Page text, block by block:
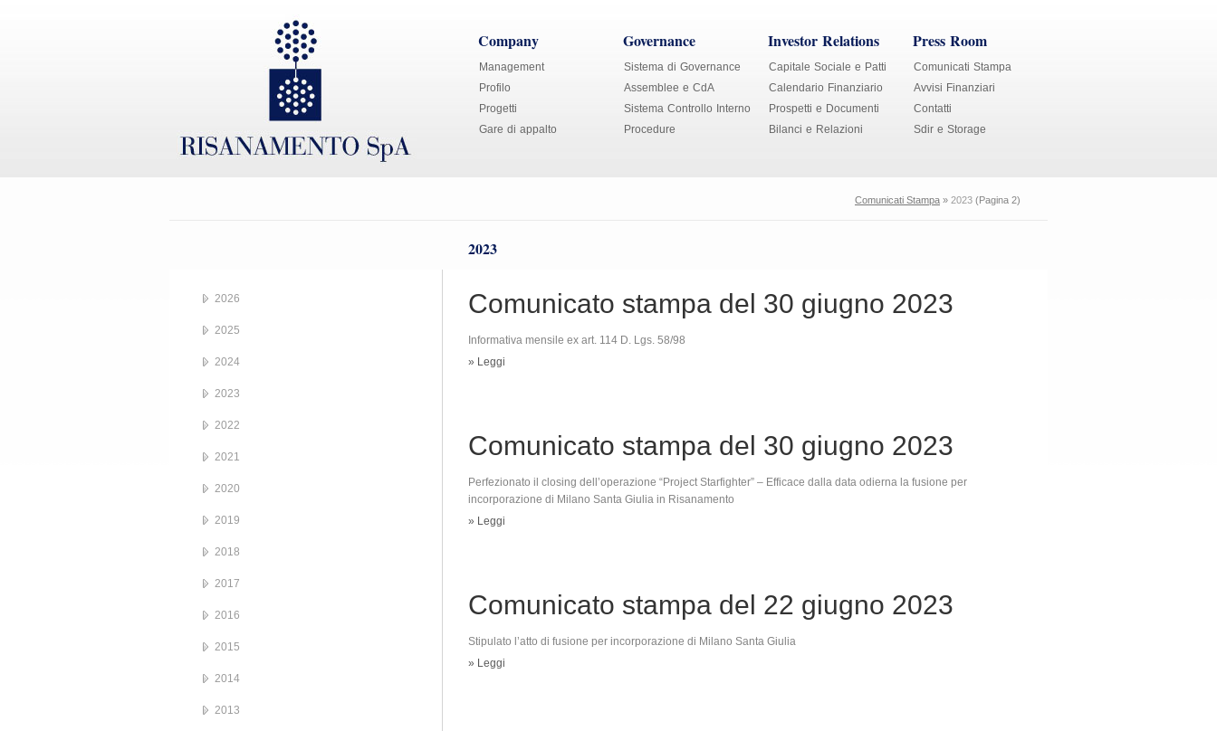
Company
Management
Profilo
Progetti
Gare di appalto
Governance
Sistema di Governance
Assemblee e CdA
Sistema Controllo Interno
Procedure
Investor Relations
Capitale Sociale e Patti
Calendario Finanziario
Prospetti e Documenti
Bilanci e Relazioni
Press Room
Comunicati Stampa
Avvisi Finanziari
Contatti
Sdir e Storage
Comunicati Stampa » 2023 (Pagina 2)
2023
Comunicato stampa del 30 giugno 2023
Informativa mensile ex art. 114 D. Lgs. 58/98
» Leggi
Comunicato stampa del 30 giugno 2023
Perfezionato il closing dell’operazione “Project Starfighter” – Efficace dalla data odierna la fusione per
incorporazione di Milano Santa Giulia in Risanamento
» Leggi
Comunicato stampa del 22 giugno 2023
Stipulato l’atto di fusione per incorporazione di Milano Santa Giulia
» Leggi
2026
2025
2024
2023
2022
2021
2020
2019
2018
2017
2016
2015
2014
2013